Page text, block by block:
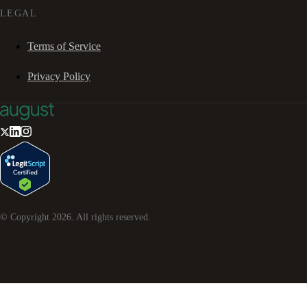
LEGAL
Terms of Service
Privacy Policy
© Copyright 2026 . All rights reserved.